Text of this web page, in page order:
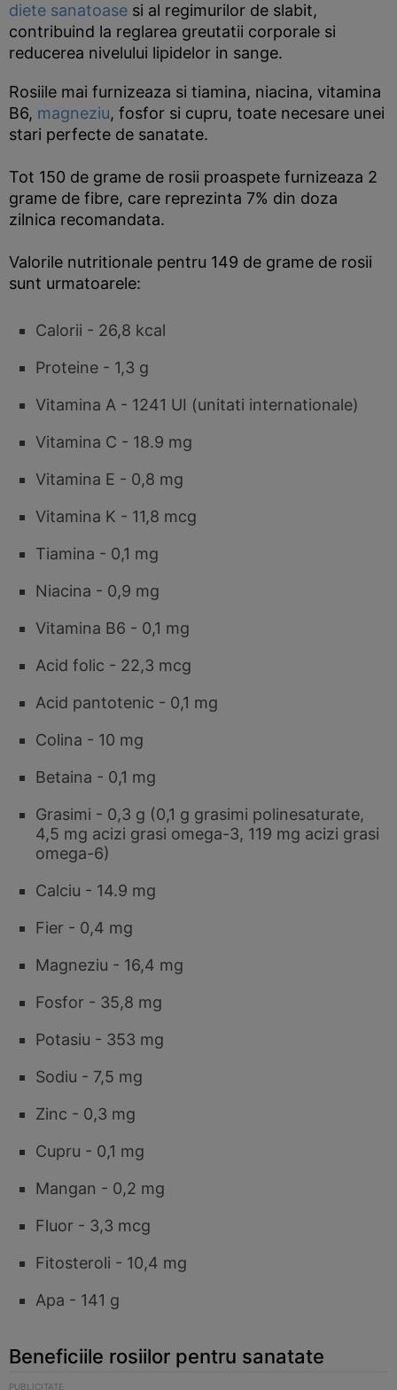
diete sanatoase si al regimurilor de slabit,
contribuind la reglarea greutatii corporale si
reducerea nivelului lipidelor in sange.
Rosiile mai furnizeaza si tiamina, niacina, vitamina
B6, magneziu, fosfor si cupru, toate necesare unei
stari perfecte de sanatate.
Tot 150 de grame de rosii proaspete furnizeaza 2
grame de fibre, care reprezinta 7% din doza
zilnica recomandata.
Valorile nutritionale pentru 149 de grame de rosii
sunt urmatoarele:
Calorii - 26,8 kcal
Proteine - 1,3 g
Vitamina A - 1241 UI (unitati internationale)
Vitamina C - 18.9 mg
Vitamina E - 0,8 mg
Vitamina K - 11,8 mcg
Tiamina - 0,1 mg
Niacina - 0,9 mg
Vitamina B6 - 0,1 mg
Acid folic - 22,3 mcg
Acid pantotenic - 0,1 mg
Colina - 10 mg
Betaina - 0,1 mg
Grasimi - 0,3 g (0,1 g grasimi polinesaturate,
4,5 mg acizi grasi omega-3, 119 mg acizi grasi
omega-6)
Calciu - 14.9 mg
Fier - 0,4 mg
Magneziu - 16,4 mg
Fosfor - 35,8 mg
Potasiu - 353 mg
Sodiu - 7,5 mg
Zinc - 0,3 mg
Cupru - 0,1 mg
Mangan - 0,2 mg
Fluor - 3,3 mcg
Fitosteroli - 10,4 mg
Apa - 141 g
Beneficiile rosiilor pentru sanatate